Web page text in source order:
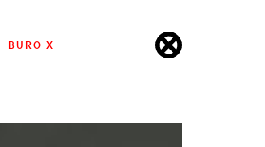
BÜRO X